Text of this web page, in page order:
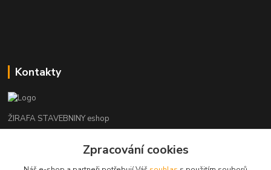
Kontakty
ŽIRAFA STAVEBNINY eshop
+420 312 685 342Zpracování cookies